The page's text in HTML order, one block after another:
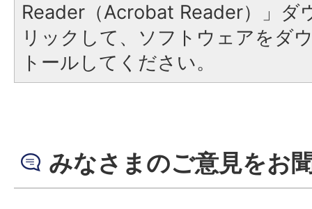
Reader（Acrobat Reader）」ダ
リックして、ソフトウェアをダ
トールしてください。
みなさまのご意見をお